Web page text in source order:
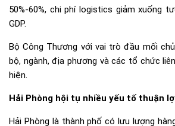
50%-60%, chi phí logistics giảm xuống
GDP.
Bộ Công Thương với vai trò đầu mối
bộ, ngành, địa phương và các tổ chức
hiện.
Hải Phòng hội tụ nhiều yếu tố thuận
Hải Phòng là thành phố có lưu lượng